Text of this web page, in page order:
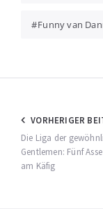
Funny van
VORHERIGER
Die Liga der
Gentlemen: Fünf
am Käfig